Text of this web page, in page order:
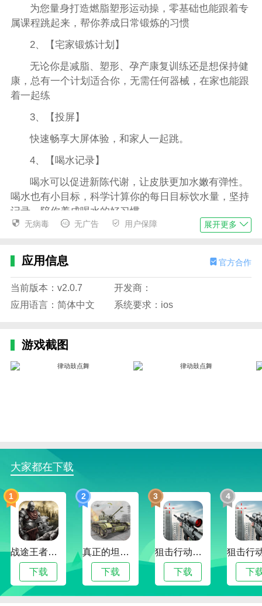
为您量身打造燃脂塑形运动操，零基础也能跟着专
属课程跳起来，帮你养成日常锻炼的习惯
2、【宅家锻炼计划】
无论你是减脂、塑形、孕产康复训练还是想保持健
康，总有一个计划适合你，无需任何器械，在家也能跟
着一起练
3、【投屏】
快速畅享大屏体验，和家人一起跳。
4、【喝水记录】
喝水可以促进新陈代谢，让皮肤更加水嫩有弹性。
喝水也有小目标，科学计算你的每日目标饮水量，坚持
记录，陪你养成喝水的好习惯
瘦了多少？离减重目标还有多远？你的体重状况一
目了然，BMI体质指数清晰可见；云端同步你的体重变
化、每日运动时长、每日燃烧热量，永不遗忘你为自己
的目标付出的努力和取得的成果
分享你的每一次锻炼，你流下每一滴努力的汗水，
对性的运动
3、力量训练是健身的重要内容，对于提升身体素
4、提供了多种不同的力量训练课程，这样的课程
有利于训练者的多个身体部位
5、拉伸部分主要是为了恢复身体的正常状态，预
防运动后肌肉疲劳、酸痛或拉伤等不适
6、提供了许多不同的难度级别，从初学者到专业
人士都能够找到适合自己的应用
无病毒 无广告 用户保障 展开更多
应用信息 官方合作
当前版本：v2.0.7
开发商：
应用语言：简体中文
系统要求：ios
游戏截图
大家都在下载
1
战途王者最新版
下载
2
真正的坦克大战
下载
3
狙击行动代号猎鹰最新版
下载
4
下